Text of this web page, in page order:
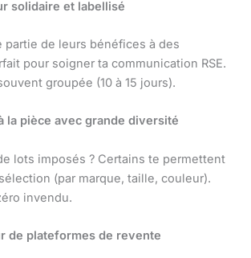
solidaire et labellisé
partie de leurs bénéfices à des
pour soigner ta communication RSE.
groupée (10 à 15 jours).
la pièce avec grande diversité
lots imposés ? Certains te permettent
(par marque, taille, couleur).
invendu.
de plateformes de revente